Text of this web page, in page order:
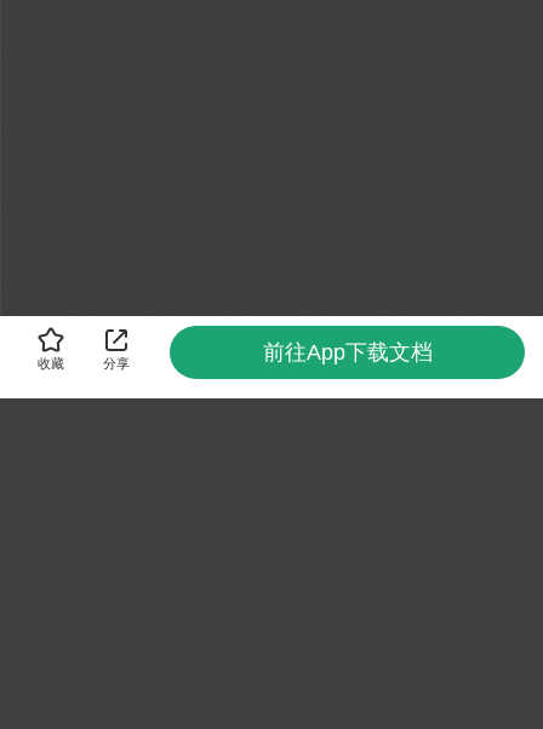
收藏 分享 前往App下载文档